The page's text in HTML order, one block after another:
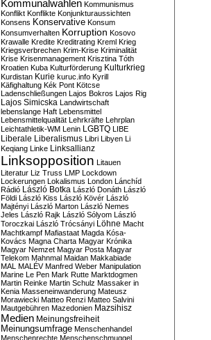
Kommunalwahlen Kommunismus
Konflikt Konflikte Konjunkturaussichten
Konsens Konservative Konsum
Konsumverhalten Korruption Kosovo
Krawalle Kredite Kreditrating Kreml Krieg
Kriegsverbrechen Krim-Krise Kriminalität
Krise Krisenmanagement Krisztina Tóth
Kroatien Kuba Kulturförderung Kulturkrieg
Kurdistan Kurie kuruc.info Kyrill
Käfighaltung Kék Pont Kötcse
Ladenschließungen Lajos Bokros Lajos Rig
Lajos Simicska Landwirtschaft
lebenslange Haft Lebensmittel
Lebensmittelqualität Lehrkräfte Lehrplan
Leichtathletik-WM Lenin LGBTQ LIBE
Liberale Liberalismus Libri Libyen Li
Keqiang Linke Linksallianz
Linksopposition Litauen
Literatur Liz Truss LMP Lockdown
Lockerungen Lokalismus London Lánchíd
Rádió
László Botka László Donáth László
Földi László Kiss László Kövér László
Majtényi László Marton László Nemes
Jeles László Rajk László Sólyom László
Toroczkai László Trócsányi Löhne Macht
Machtkampf Mafiastaat Magda Kósa-
Kovács Magna Charta Magyar Krónika
Magyar Nemzet Magyar Posta Magyar
Telekom Mahnmal Maidan Makkabiade
MAL MALÉV Manfred Weber Manipulation
Marine Le Pen Mark Rutte Marktdogmen
Martin Reinke Martin Schulz Massaker in
Kenia Masseneinwanderung Mateusz
Morawiecki Matteo Renzi Matteo Salvini
Mautgebühren Mazedonien Mazsihisz
Medien Meinungsfreiheit
Meinungsumfrage Menschenhandel
Menschenrechte Menschenschmuggel